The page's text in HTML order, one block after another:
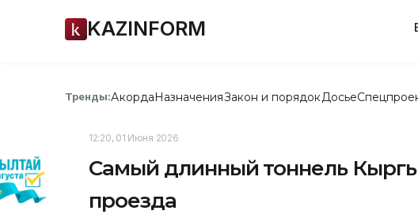
KAZINFORM
Тренды:АкордаНазначенияЗакон и порядок Досье
12:20, 01 Июня 2026
Самый длинный тоннель
проезда